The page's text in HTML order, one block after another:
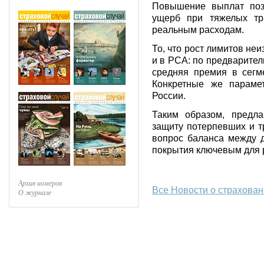
Архив номеров
О журнале
Повышение выплат
ущерб при тяжелых
реальным расходам.
То, что рост лимитов
и в РСА: по
средняя премия в
Конкретные же
России.
Таким образом,
защиту потерпевших и
вопрос баланса между
покрытия ключевым для
Все Новости о